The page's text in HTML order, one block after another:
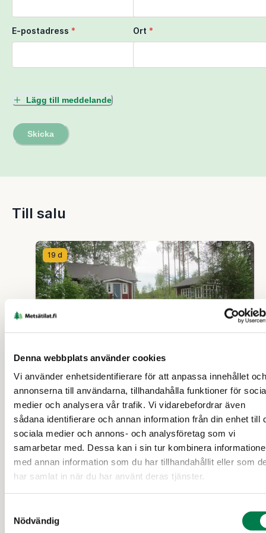
Denna webbplats använder cookies
Vi använder enhetsidentifierare för att anpassa innehållet och
annonserna till användarna, tillhandahålla funktioner för
medier och analysera vår trafik. Vi vidarebefordrar även
sådana identifierare och annan information från din enhet till
sociala medier och annons- och analysföretag som vi
samarbetar med. Dessa kan i sin tur kombinera
med annan information som du har tillhandahållit eller som
har samlat in när du har använt deras tjänster.
Nödvändig
E-postadress * Ort *
Lägg till meddelande
Skicka
Till salu
19 d
FRITIDSBOSTAD (FASTIGHET)
Nieminen RN:o 14:26
Virdois
30 000 € 5,81 ha
19 d